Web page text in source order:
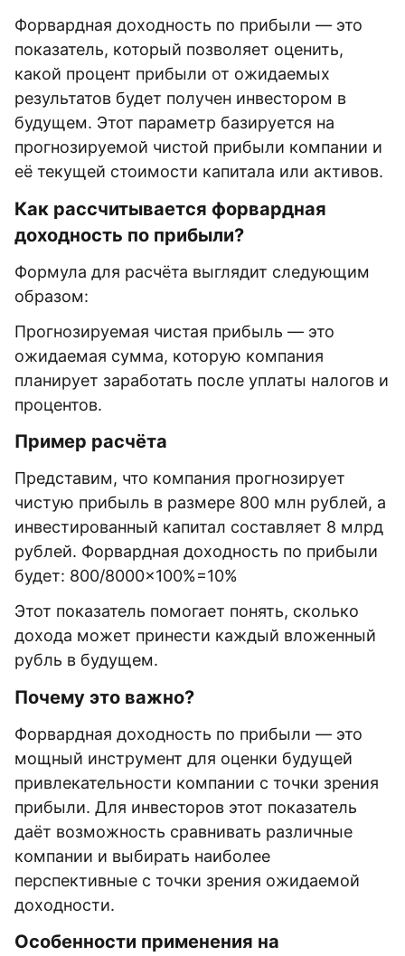
Форвардная доходность по прибыли — это
показатель, который позволяет оценить,
какой процент прибыли от ожидаемых
результатов будет получен инвестором в
будущем. Этот параметр базируется на
прогнозируемой чистой прибыли компании и
её текущей стоимости капитала или активов.
Как рассчитывается форвардная
доходность по прибыли?
Формула для расчёта выглядит следующим
образом:
Прогнозируемая чистая прибыль — это
ожидаемая сумма, которую компания
планирует заработать после уплаты налогов и
процентов.
Пример расчёта
Представим, что компания прогнозирует
чистую прибыль в размере 800 млн рублей, а
инвестированный капитал составляет 8 млрд
рублей. Форвардная доходность по прибыли
будет: 800/8000×100%=10%
Этот показатель помогает понять, сколько
дохода может принести каждый вложенный
рубль в будущем.
Почему это важно?
Форвардная доходность по прибыли — это
мощный инструмент для оценки будущей
привлекательности компании с точки зрения
прибыли. Для инвесторов этот показатель
даёт возможность сравнивать различные
компании и выбирать наиболее
перспективные с точки зрения ожидаемой
доходности.
Особенности применения на